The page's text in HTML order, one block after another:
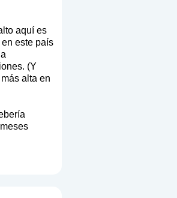
aquí es
este país
(Y
alta en